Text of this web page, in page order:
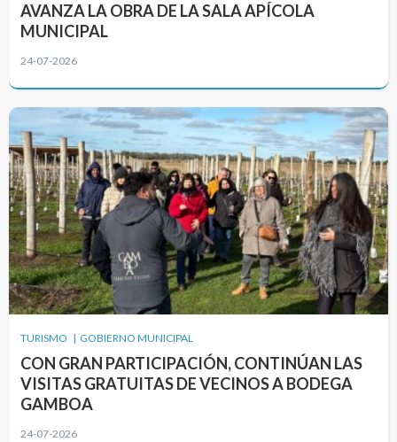
AVANZA LA OBRA DE LA SALA APÍCOLA
MUNICIPAL
24-07-2026
TURISMO | GOBIERNO MUNICIPAL
CON GRAN PARTICIPACIÓN, CONTINÚAN LAS
VISITAS GRATUITAS DE VECINOS A BODEGA
GAMBOA
24-07-2026